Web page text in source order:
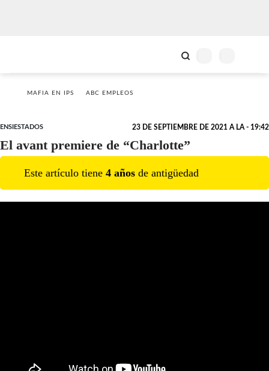
MAFIA EN IPS ABC EMPLEOS
ENSIESTADOS 23 DE SEPTIEMBRE DE 2021 A LA - 19:42
El avant premiere de “Charlotte”
Este artículo tiene 4 años de antigüedad